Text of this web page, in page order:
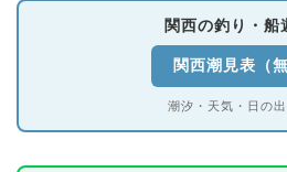
関西の釣り・船
関西潮見表（無
潮汐・天気・日の出